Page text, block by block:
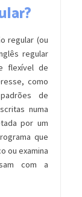
regular (ou
regular
flexível de
como
de
numa
por um
que
ou examina
com a